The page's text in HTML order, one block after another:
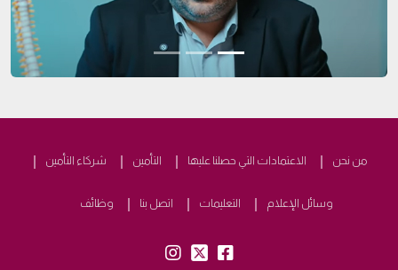
من نحن الاعتمادات التي حصلنا عليها التأمين شركاء التأمين
وسائل الإعلام التعليمات اتصل بنا وظائف
fb:
tw:
insta: